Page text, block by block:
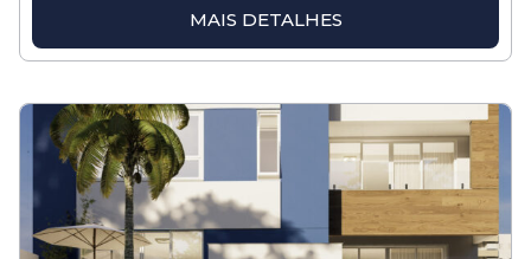
MAIS DETALHES